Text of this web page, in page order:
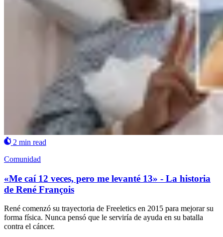
2 min read
Comunidad
«Me caí 12 veces, pero me levanté 13» - La historia
de René François
René comenzó su trayectoria de Freeletics en 2015 para mejorar su
forma física. Nunca pensó que le serviría de ayuda en su batalla
contra el cáncer.